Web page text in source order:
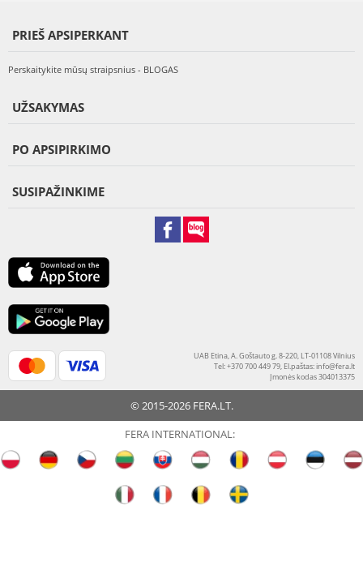
PRIEŠ APSIPERKANT
Perskaitykite mūsų straipsnius - BLOGAS
UŽSAKYMAS
PO APSIPIRKIMO
SUSIPAŽINKIME
UAB Etina, A. Goštauto g. 8-220, LT-01108 Vilnius
Tel: +370 700 449 79, El.paštas:info@fera.lt
Įmonės kodas 304013375
© 2015-2026 FERA.LT.
FERA INTERNATIONAL: